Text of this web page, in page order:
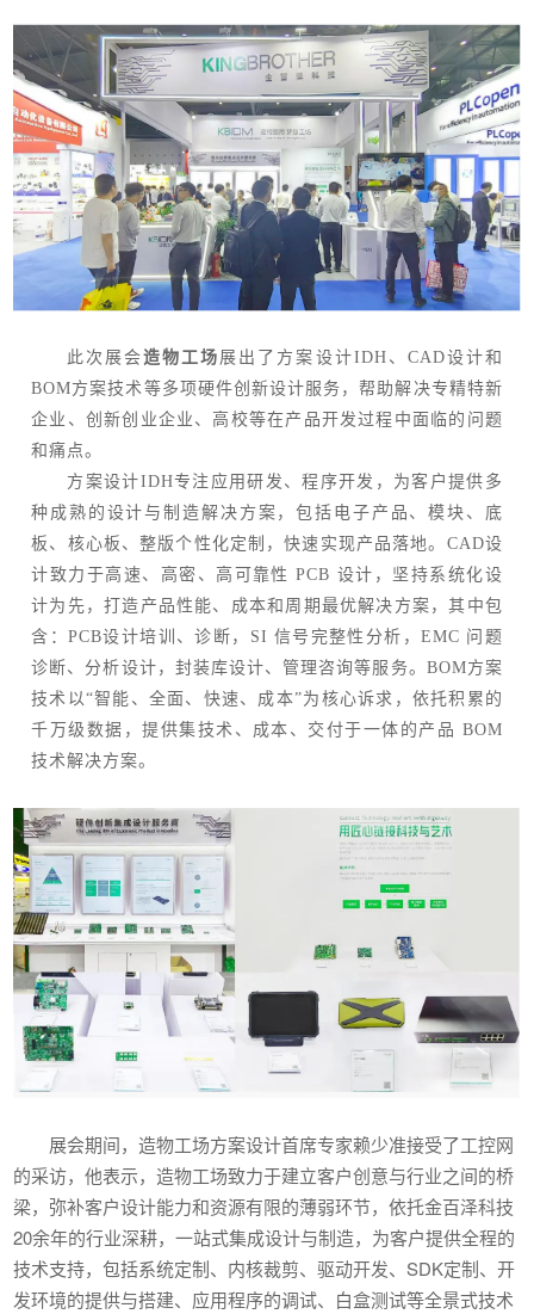
此次展会造物工场 展出了方案设计IDH、CAD设计和
BOM方案技术等多项硬件创新设计服务，帮助解决专精特新
企业、创新创业企业、高校等在产品开发过程中面临的问题
和痛点。
方案设计IDH专注应用研发、程序开发，为客户提供多
种成熟的设计与制造解决方案，包括电子产品、模块、底
板、核心板、整版个性化定制，快速实现产品落地。CAD设
计致力于高速、高密、高可靠性 PCB 设计，坚持系统化设
计为先，打造产品性能、成本和周期最优解决方案，其中包
含：PCB设计培训、诊断，SI 信号完整性分析，EMC 问题
诊断、分析设计，封装库设计、管理咨询等服务。BOM方案
技术以“智能、全面、快速、成本”为核心诉求，依托积累的
千万级数据，提供集技术、成本、交付于一体的产品 BOM
技术解决方案。
展会期间，造物工场方案设计首席专家赖少准接受了工控网
的采访，他表示，造物工场致力于建立客户创意与行业之间的桥
梁，弥补客户设计能力和资源有限的薄弱环节，依托金百泽科技
20余年的行业深耕，一站式集成设计与制造，为客户提供全程的
技术支持，包括系统定制、内核裁剪、驱动开发、SDK定制、开
发环境的提供与搭建、应用程序的调试、白盒测试等全景式技术